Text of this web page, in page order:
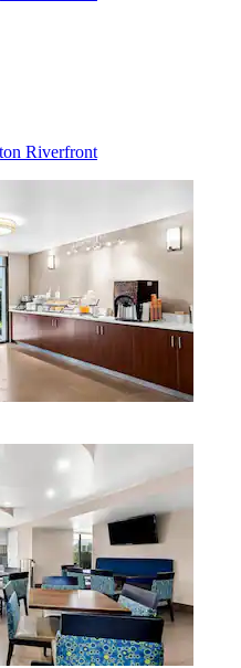
Riverfront